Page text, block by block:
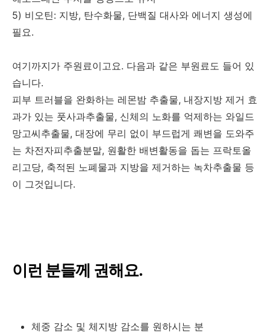
5) 비오틴: 지방, 탄수화물, 단백질 대사와 에너지 생성에
필요.
여기까지가 주원료이고요. 다음과 같은 부원료도 들어 있
습니다.
피부 트러블을 완화하는 레몬밤 추출물, 내장지방 제거 효
과가 있는 풋사과추출물, 신체의 노화를 억제하는 와일드
망고씨추출물, 대장에 무리 없이 부드럽게 쾌변을 도와주
는 차전자피추출분말, 원활한 배변활동을 돕는 프락토올
리고당, 축적된 노폐물과 지방을 제거하는 녹차추출물 등
이 그것입니다.
이런 분들께 권해요.
체중 감소 및 체지방 감소를 원하시는 분